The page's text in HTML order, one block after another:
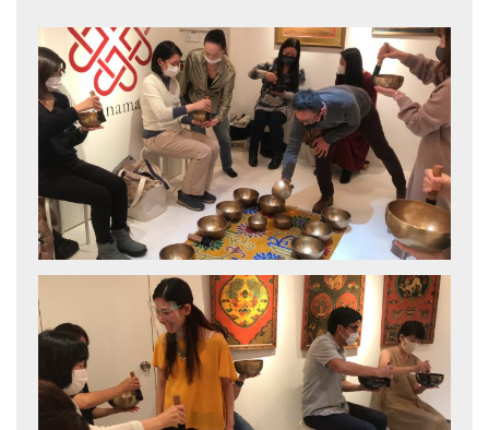
スティック・マレット・リング（台座）
アマナマナのティンシャ
プレミアム・ティンシャ（L・M）
ベーシック・ティンシャ（4種）
ティンシャケース
チベット・真マントラ香
お香定期購入（ラクとくサブスク）
チベット高僧のオラクルカード
ベル＆ドルジェ